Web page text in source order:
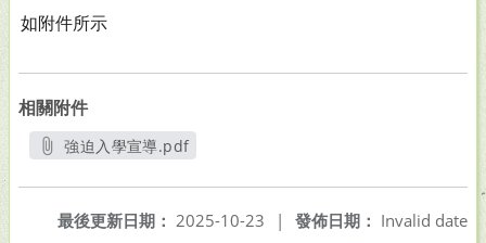
如附件所示
相關附件
強迫入學宣導.pdf
發佈日期： Invalid date
最後更新日期： 2025-10-23
|